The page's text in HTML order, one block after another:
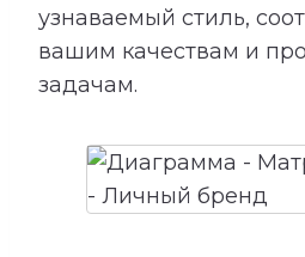
узнаваемый стиль,
вашим качествам и
задачам.